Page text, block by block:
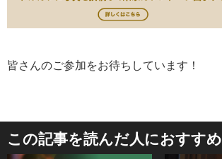
皆さんのご参加をお待ちしています！
この記事を読んだ人におすすめ